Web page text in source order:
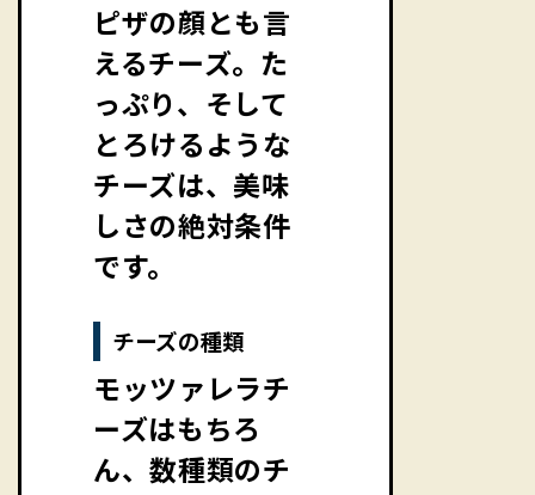
ピザの顔とも言
えるチーズ。た
っぷり、そして
とろけるような
チーズは、美味
しさの絶対条件
です。
チーズの種類
モッツァレラチ
ーズはもちろ
ん、数種類のチ